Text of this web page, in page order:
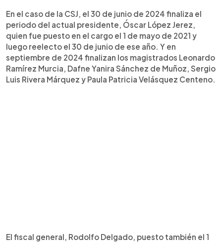
En el caso de la CSJ, el 30 de junio de 2024 finaliza el
periodo del actual presidente, Óscar López Jerez,
quien fue puesto en el cargo el 1 de mayo de 2021 y
luego reelecto el 30 de junio de ese año. Y en
septiembre de 2024 finalizan los magistrados Leonardo
Ramírez Murcia, Dafne Yanira Sánchez de Muñoz, Sergio
Luis Rivera Márquez y Paula Patricia Velásquez Centeno.
El fiscal general, Rodolfo Delgado, puesto también el 1